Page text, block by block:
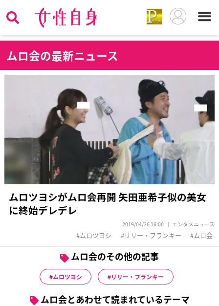
ムロ会の最新ニュース
ムロツヨシがムロ会再開 矢田亜希子似の美女
に終始デレデレ
2019/04/26 16:00 エンタメニュース
ムロツヨシ リリー・フランキー ムロ会
ムロ会のその他の記事
ムロツヨシ リリー・フランキー
ムロ会とあわせて読まれているテーマ